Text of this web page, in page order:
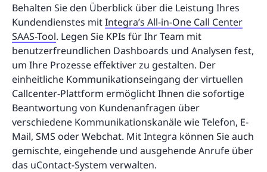
Behalten Sie den Überblick über die Leistung Ihres
Kundendienstes mitIntegra’s All-in-One Call Center
SAAS-Tool. Legen Sie KPIs für Ihr Team mit
benutzerfreundlichen Dashboards und Analysen fest,
um Ihre Prozesse effektiver zu gestalten. Der
einheitliche Kommunikationseingang der virtuellen
Callcenter-Plattform ermöglicht Ihnen die sofortige
Beantwortung von Kundenanfragen über
verschiedene Kommunikationskanäle wie Telefon, E-
Mail, SMS oder Webchat. Mit Integra können Sie auch
gemischte, eingehende und ausgehende Anrufe über
das uContact-System verwalten.